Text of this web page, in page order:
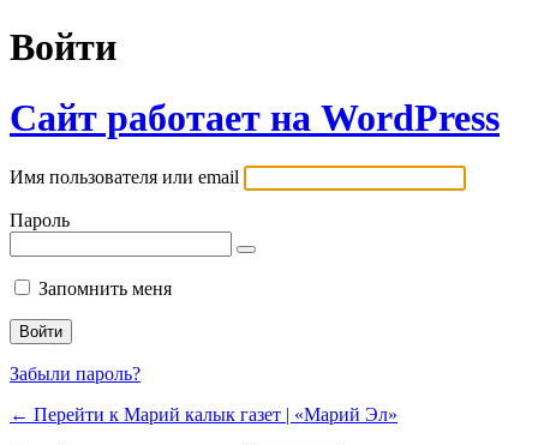
Войти
Сайт работает на WordPress
Имя пользователя или email
Пароль
Запомнить меня
Забыли пароль?
← Перейти к Марий калык газет | «Марий Эл»